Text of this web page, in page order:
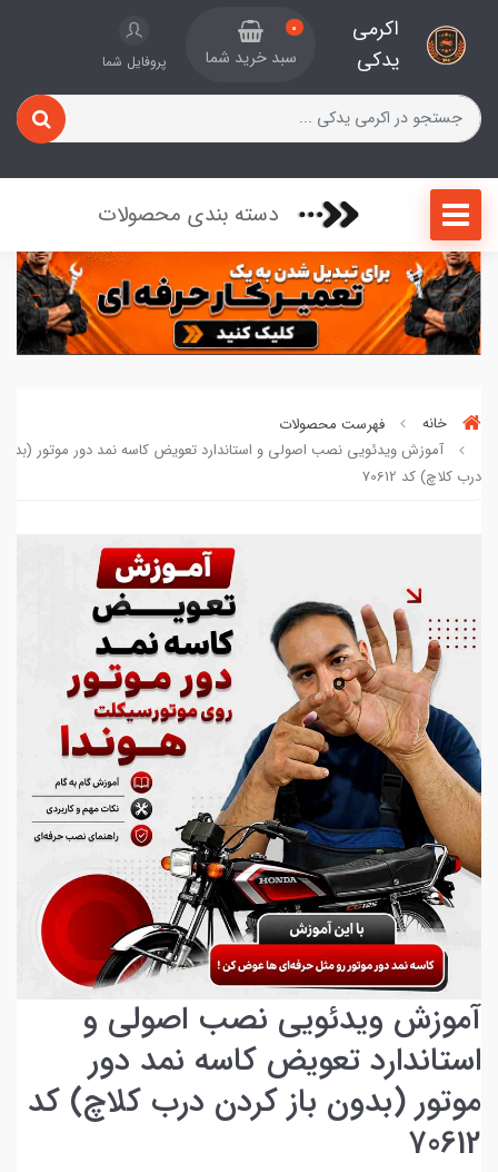
اکرمی
یدکی
0
سبد خرید شما پروفایل شما
دسته بندی محصولات
خانه
فهرست محصولات
آموزش ویدئویی نصب اصولی و استاندارد تعویض کاسه نمد دور موتور
درب کلاچ) کد 70612
آموزش ویدئویی نصب اصولی و
استاندارد تعویض کاسه نمد دور
موتور (بدون باز کردن درب کلاچ) کد
70612